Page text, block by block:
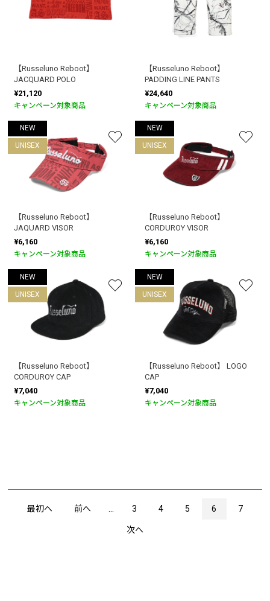
【Russeluno Reboot】
JACQUARD POLO
¥21,120
キャンペーン対象商品
【Russeluno Reboot】
PADDING LINE PANTS
¥24,640
キャンペーン対象商品
NEW
UNISEX
【Russeluno Reboot】
JAQUARD VISOR
¥6,160
キャンペーン対象商品
NEW
UNISEX
【Russeluno Reboot】
CORDUROY VISOR
¥6,160
キャンペーン対象商品
NEW
UNISEX
【Russeluno Reboot】
CORDUROY CAP
¥7,040
キャンペーン対象商品
NEW
UNISEX
【Russeluno Reboot】 LOGO
CAP
¥7,040
キャンペーン対象商品
最初へ 前へ 3 4 5 6 7
次へ